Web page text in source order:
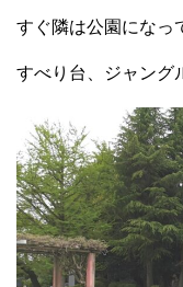
すぐ隣は公園になっ
すべり台、ジャング